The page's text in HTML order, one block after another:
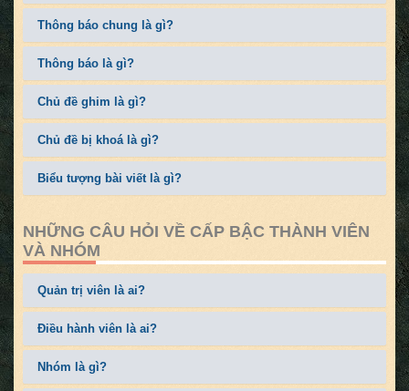
Thông báo chung là gì?
Thông báo là gì?
Chủ đề ghim là gì?
Chủ đề bị khoá là gì?
Biểu tượng bài viết là gì?
NHỮNG CÂU HỎI VỀ CẤP BẬC THÀNH VIÊN
VÀ NHÓM
Quản trị viên là ai?
Điều hành viên là ai?
Nhóm là gì?